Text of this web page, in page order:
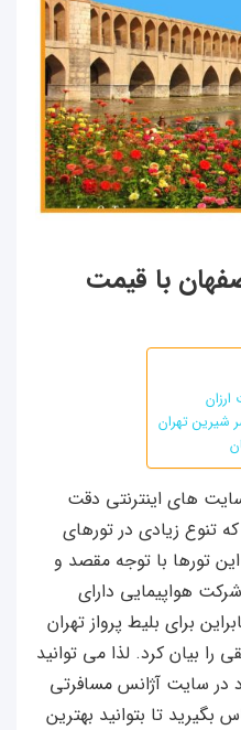
با قیمت
شیرین تهران
های اینترنتی دقت
تنوع زیادی در تورهای
تورها با توجه مقصد و
هواپیمایی دارای
برای بلیط پرواز تهران
را بیان کرد. لذا می توانید
در سایت آژانس مسافرتی
بگیرید تا بتوانید بهترین